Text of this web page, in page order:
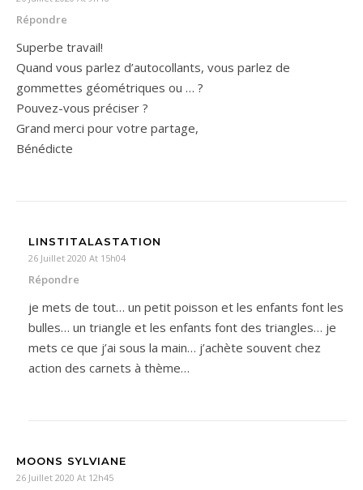
Répondre
Superbe travail!
Quand vous parlez d’autocollants, vous parlez de
gommettes géométriques ou … ?
Pouvez-vous préciser ?
Grand merci pour votre partage,
Bénédicte
LINSTITALASTATION
26 Juillet 2020 At 15h04
Répondre
je mets de tout… un petit poisson et les enfants font les
bulles… un triangle et les enfants font des triangles… je
mets ce que j’ai sous la main… j’achète souvent chez
action des carnets à thème…
MOONS SYLVIANE
26 Juillet 2020 At 12h45